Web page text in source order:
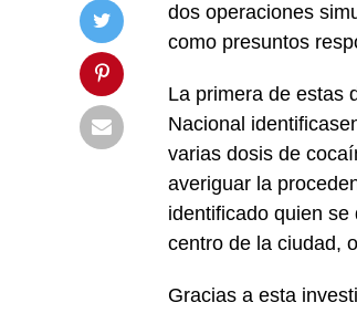
dos operaciones
como presuntos
La primera de estas
Nacional
varias dosis de
averiguar la
identificado quien
centro de la ciudad,
Gracias a esta